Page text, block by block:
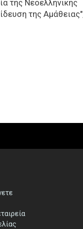
της Νεοελληνικής
της